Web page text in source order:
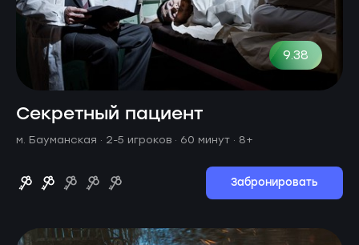
9.38
Секретный пациент
м. Бауманская · 2-5 игроков · 60 минут · 8+
Забронировать